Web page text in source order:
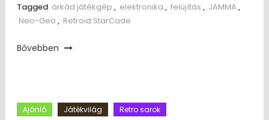
Tagged árkád játékgép , elektronika , felújítás , JAMMA ,
Neo-Geo , Retroid StarCade
Bővebben
Ajánló Játékvilág Retro sarok